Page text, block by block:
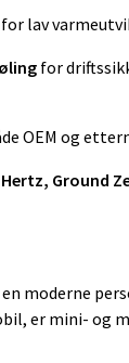
for lav
for
OEM og
Hertz, Ground
en moderne
er mini- og